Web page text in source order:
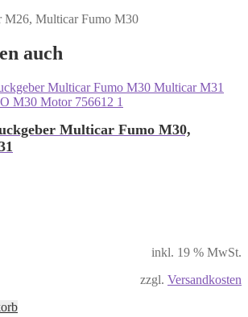
M26, Multicar Fumo M30
auch
Multicar Fumo M30,
inkl. 19 % MwSt.
zzgl. Versandkosten